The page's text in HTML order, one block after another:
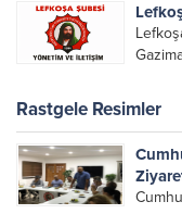
Rastgele Resimler